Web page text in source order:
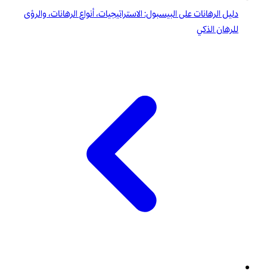
دليل الرهانات على البيسبول: الاستراتيجيات، أنواع الرهانات، والرؤى
للرهان الذكي